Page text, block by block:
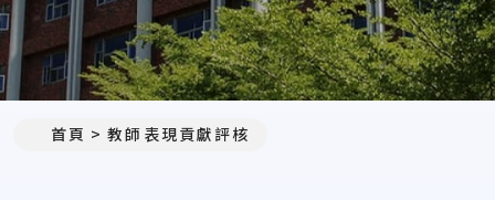
首頁 教師表現貢獻評核